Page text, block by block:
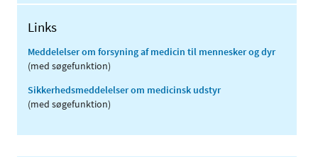
Links
Meddelelser om forsyning af medicin til mennesker og dyr
(med søgefunktion)
Sikkerhedsmeddelelser om medicinsk udstyr
(med søgefunktion)